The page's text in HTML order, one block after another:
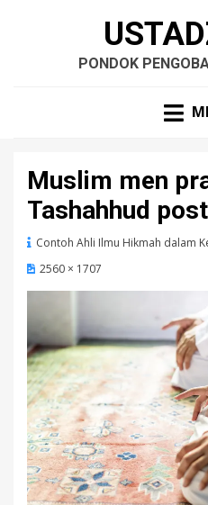
PONDOK
Muslim men
Tashahhud
Contoh Ahli Ilmu Hikmah dalam
2560 × 1707